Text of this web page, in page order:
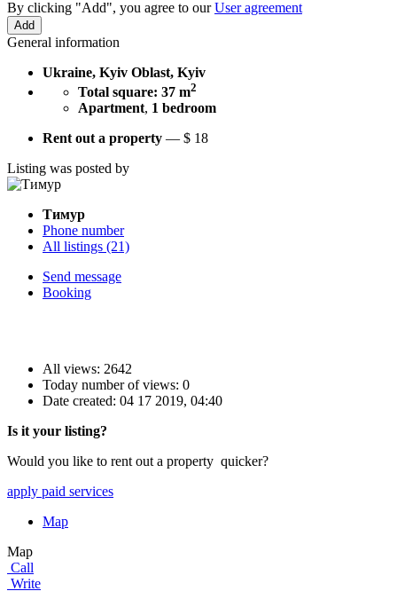
By clicking "Add", you agree to ourUser agreement
General information
Ukraine, Kyiv Oblast, Kyiv
Total square: 37 m2
Apartment, 1 bedroom
Rent out a property — $ 18
Listing was posted by
Тимур
Phone number
All listings (21)
Send message
Booking
All views: 2642
Today number of views: 0
Date created: 04 17 2019, 04:40
Is it your listing?
Would you like to rent out a property quicker?
apply paid services
Map
Map
Call
Write